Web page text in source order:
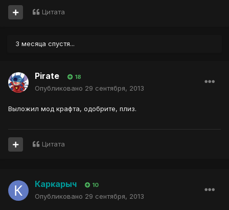
Цитата
3 месяца спустя...
Pirate 18
Опубликовано 29 сентября, 2013
Выложил мод крафта, одобрите, плиз.
Цитата
Каркарыч 10
Опубликовано 29 сентября, 2013